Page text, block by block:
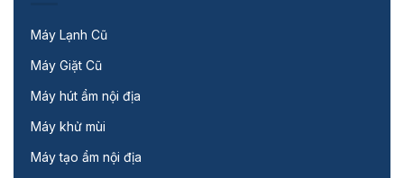
Máy Lạnh Cũ
Máy Giặt Cũ
Máy hút ẩm nội địa
Máy khử mùi
Máy tạo ẩm nội địa